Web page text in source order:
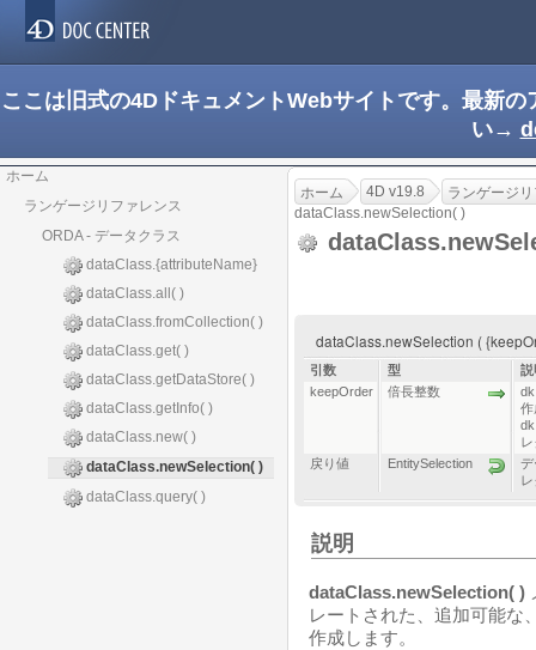
ここは旧式の4DドキュメントWebサイトです。最新
い→
ホーム
ランゲージリファレンス
ORDA - データクラス
dataClass.{attributeName}
dataClass.all( )
dataClass.fromCollection( )
dataClass.get( )
dataClass.getDataStore( )
dataClass.getInfo( )
dataClass.new( )
dataClass.newSelection( )
dataClass.query( )
ホーム 4D v19.8
ランゲージ
dataClass.newSelection( )
dataClass.newSelection (
引数 型
説
keepOrder
倍長整数
作
戻り値
EntitySelection
デ
説明
dataClass.newSelection( )
レートされた、追加可能な
作成します。